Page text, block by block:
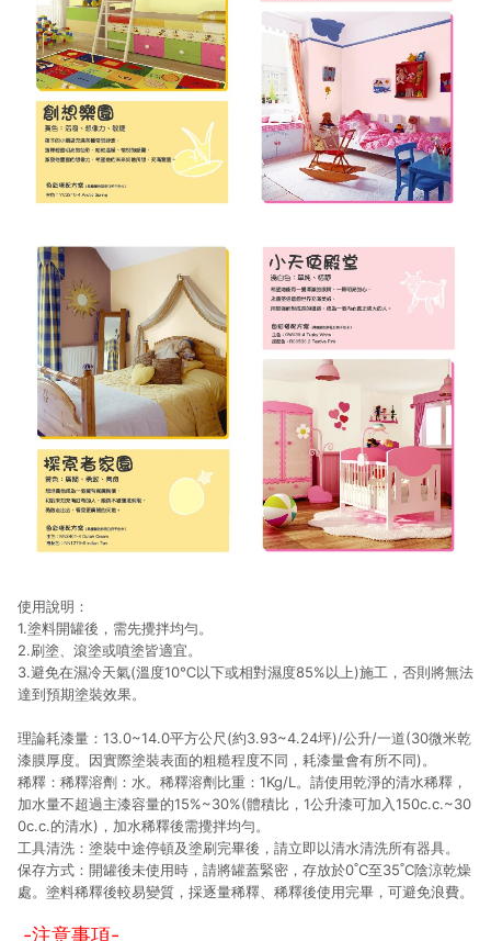
使用說明：
1.塗料開罐後，需先攪拌均勻。
2.刷塗、滾塗或噴塗皆適宜。
3.避免在濕冷天氣(溫度10℃以下或相對濕度85%以上)施工，否則將無法
達到預期塗裝效果。
理論耗漆量：13.0~14.0平方公尺(約3.93~4.24坪)/公升/一道(30微米乾
漆膜厚度。因實際塗裝表面的粗糙程度不同，耗漆量會有所不同)。
稀釋：稀釋溶劑：水。稀釋溶劑比重：1Kg/L。請使用乾淨的清水稀釋，
加水量不超過主漆容量的15%~30%(體積比，1公升漆可加入150c.c.~30
0c.c.的清水)，加水稀釋後需攪拌均勻。
工具清洗：塗裝中途停頓及塗刷完畢後，請立即以清水清洗所有器具。
保存方式：開罐後未使用時，請將罐蓋緊密，存放於0˚C至35˚C陰涼乾燥
處。塗料稀釋後較易變質，採逐量稀釋、稀釋後使用完畢，可避免浪費。
-注意事項-